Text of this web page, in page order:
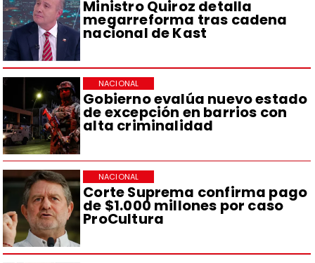
Ministro Quiroz detalla
megarreforma tras cadena
nacional de Kast
Gobierno evalúa nuevo estado
de excepción en barrios con
alta criminalidad
NACIONAL
Corte Suprema confirma pago
de $1.000 millones por caso
ProCultura
NACIONAL